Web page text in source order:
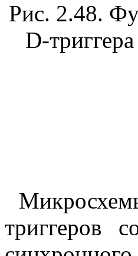
Рис. 2.48.
D-
триггеров